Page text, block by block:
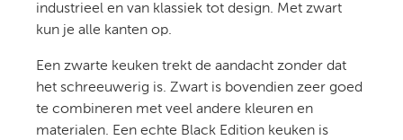
industrieel en van klassiek tot design. Met zwart
kun je alle kanten op.
Een zwarte keuken trekt de aandacht zonder dat
het schreeuwerig is. Zwart is bovendien zeer goed
te combineren met veel andere kleuren en
materialen. Een echte Black Edition keuken is